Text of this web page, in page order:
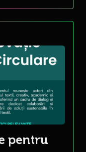
pentru